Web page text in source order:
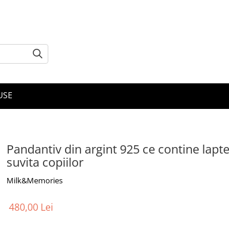
Pandantiv din argint 925 ce contine
suvita copiilor
Milk&Memories
480,00 Lei